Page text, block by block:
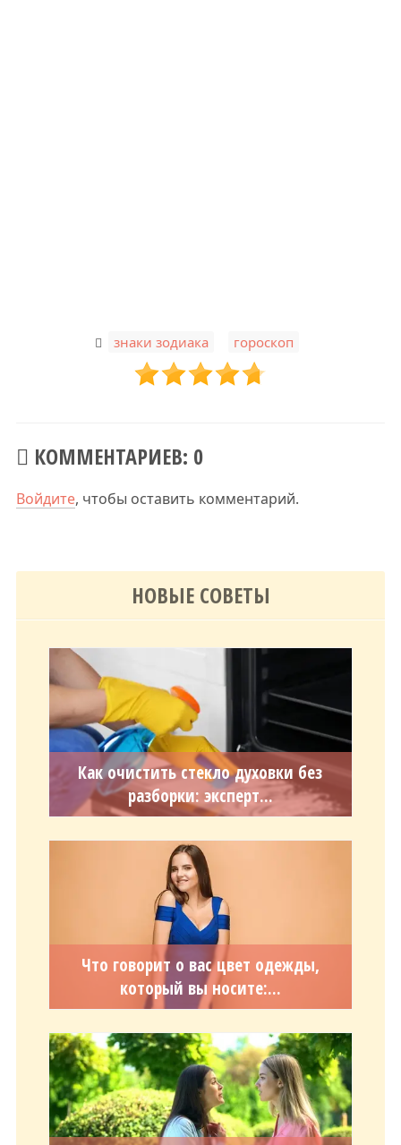
знаки зодиака гороскоп
КОММЕНТАРИЕВ: 0
Войдите, чтобы оставить комментарий.
НОВЫЕ СОВЕТЫ
Как очистить стекло духовки без
разборки: эксперт...
Что говорит о вас цвет одежды,
который вы носите:...